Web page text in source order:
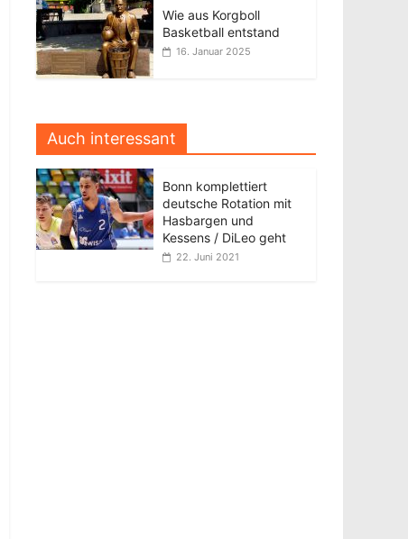
Wie aus Korgboll
Basketball entstand
16. Januar 2025
Auch interessant
Bonn komplettiert
deutsche Rotation mit
Hasbargen und
Kessens / DiLeo geht
22. Juni 2021